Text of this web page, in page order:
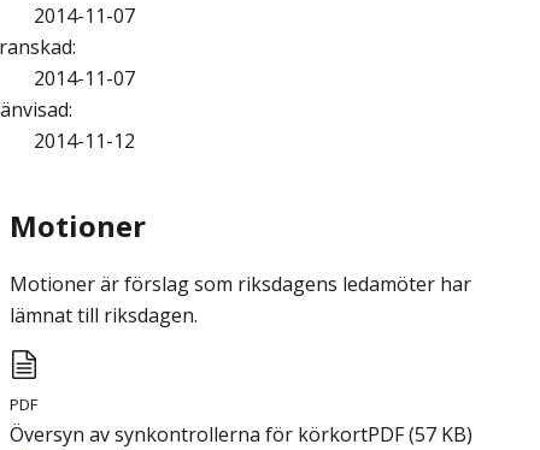
2014-11-07
:
2014-11-07
:
2014-11-12
Motioner
Motioner är förslag som riksdagens ledamöter har
lämnat till riksdagen.
PDF
Översyn av synkontrollerna för körkortPDF(57 KB)